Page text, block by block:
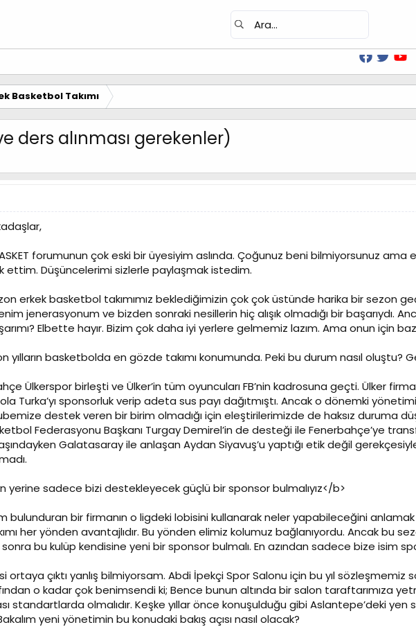
Basketbol Takımı
ders alınması gerekenler)
forumunun çok eski bir üyesiyim aslında. Çoğunuz beni bilmiyorsunuz ama
ettim. Düşüncelerimi sizlerle paylaşmak istedim.
erkek basketbol takımımız beklediğimizin çok çok üstünde harika bir sezon
jenerasyonum ve bizden sonraki nesillerin hiç alışık olmadığı bir başarıydı.
Elbette hayır. Bizim çok daha iyi yerlere gelmemiz lazım. Ama onun için
yılların basketbolda en gözde takımı konumunda. Peki bu durum nasıl oluştu?
Ülkerspor birleşti ve Ülker’in tüm oyuncuları FB’nin kadrosuna geçti. Ülker
Turka’yı sponsorluk verip adeta sus payı dağıtmıştı. Ancak o dönemki
destek veren bir birim olmadığı için eleştirilerimizde de haksız duruma
Federasyonu Başkanı Turgay Demirel’in de desteği ile Fenerbahçe’ye
Galatasaray ile anlaşan Aydan Siyavuş’u yaptığı etik değil
yerine sadece bizi destekleyecek güçlü bir sponsor bulmalıyız</b>
bulunduran bir firmanın o ligdeki lobisini kullanarak neler yapabileceğini
her yönden avantajlıdır. Bu yönden elimiz kolumuz bağlanıyordu. Ancak bu
bu kulüp kendisine yeni bir sponsor bulmalı. En azından sadece bize isim
ortaya çıktı yanlış bilmiyorsam. Abdi İpekçi Spor Salonu için bu yıl sözleşmemiz
o kadar çok benimsendi ki; Bence bunun altında bir salon taraftarımıza
standartlarda olmalıdır. Keşke yıllar önce konuşulduğu gibi Aslantepe’deki yen
yeni yönetimin bu konudaki bakış açısı nasıl olacak?